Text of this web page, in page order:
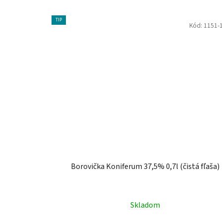
TIP
Borovička Koniferum 37,5% 0,7l (čistá fľaša)
Skladom
Kód: 1151-